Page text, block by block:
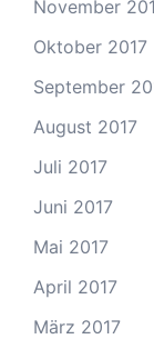
November
Oktober 2017
September
August 2017
Juli 2017
Juni 2017
Mai 2017
April 2017
März 2017